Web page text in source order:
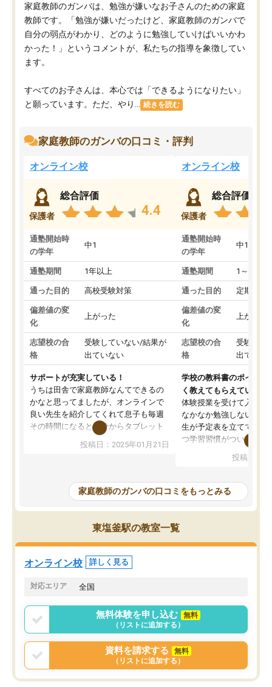
家庭教師のガンバは、勉強が嫌いなお子さんのための家庭
教師です。「勉強が嫌いだったけど、家庭教師のガンバで
自分の弱点がわかり、どのように勉強していけばいいかわ
かった！」というコメントが、私たちの指導を象徴してい
ます。
すべてのお子さんは、本心では「できるようになりたい」
と願っています。ただ、やり...
続きを読む
家庭教師のガンバの口コミ・評判
オンライン校
保護者
総合評価
4.4
通塾開始時
の学年
中1
通塾期間 1年以上
通った目的 高校受験対策
偏差値の変
化
上がった
志望校の合
格
受験していない/結果が
出ていない
サポートが充実している！
うちは田舎で家庭教師なんてできるの
かなと思ってましたが、オンラインで
良い先生を紹介してくれて息子も毎週
その時間になると自分からタブレット
を開いてzoomを繋げるようになりまし
た！5科目なんでもOKなのもとても気
めて1年ほどだった今では平均点以上の
科目が増えてきました！あと1年受験ま
であるので無料の週末教室を使用しな
がら頑張って欲しいと思います！
投稿日：2025年01月21日
オンライン校
保護者
総合評価
通塾開始時
の学年
中1
通塾期間 1～3ヵ月
通った目的 定期テス
偏差値の変
化
上がった
志望校の合
格
受験して
出ていな
学校の教科書のポイント
く教えてもらえている
体験授業を受けて入塾し
なかなか勉強しない息子
生が予定表を立ててくれ
つ学習習慣がついてきま
指導が無い日も予定表
問できるのでとても助か
投稿日：
家庭教師のガンバの口コミをもっとみる
東塩釜駅の教室一覧
オンライン校 詳しく見る
対応エリア 全国
無料体験を申し込む
無料
（リストに追加する）
資料を請求する
無料
（リストに追加する）